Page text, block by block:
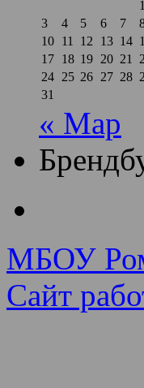
1
3
4 5 6 7
10 11 12 13 14
17 18 19 20 21
24 25 26 27 28
31
« Мар
МБОУ
Сайт